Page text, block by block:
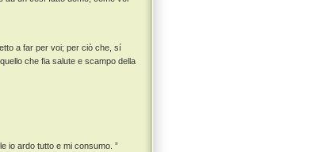
a far per voi; per ciò che, sí
che fia salute e scampo della
io ardo tutto e mi consumo. ”